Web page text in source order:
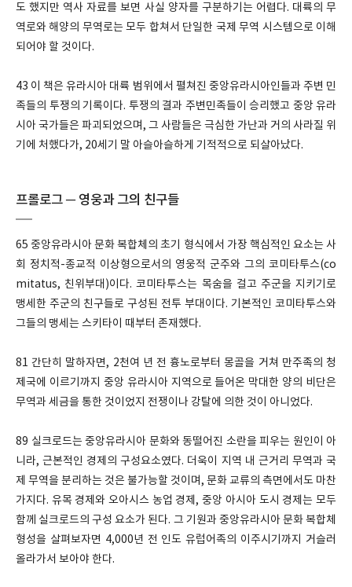
도 했지만 역사 자료를 보면 사실 양자를 구분하기는 어렵다. 대륙의 무
역로와 해양의 무역로는 모두 합쳐서 단일한 국제 무역 시스템으로 이해
되어야 할 것이다.
43 이 책은 유라시아 대륙 범위에서 펼쳐진 중앙유라시아인들과 주변 민
족들의 투쟁의 기록이다. 투쟁의 결과 주변민족들이 승리했고 중앙 유라
시아 국가들은 파괴되었으며, 그 사람들은 극심한 가난과 거의 사라질 위
기에 처했다가, 20세기 말 아슬아슬하게 기적적으로 되살아났다.
프롤로그 ─ 영웅과 그의 친구들
65 중앙유라시아 문화 복합체의 초기 형식에서 가장 핵심적인 요소는 사
회 정치적-종교적 이상형으로서의 영웅적 군주와 그의 코미타투스(co
mitatus, 친위부대)이다. 코미타투스는 목숨을 걸고 주군을 지키기로
맹세한 주군의 친구들로 구성된 전투 부대이다. 기본적인 코미타투스와
그들의 맹세는 스키타이 때부터 존재했다.
81 간단히 말하자면, 2천여 년 전 흉노로부터 몽골을 거쳐 만주족의 청
제국에 이르기까지 중앙 유라시아 지역으로 들어온 막대한 양의 비단은
무역과 세금을 통한 것이었지 전쟁이나 강탈에 의한 것이 아니었다.
89 실크로드는 중앙유라시아 문화와 동떨어진 소란을 피우는 원인이 아
니라, 근본적인 경제의 구성요소였다. 더욱이 지역 내 근거리 무역과 국
제 무역을 분리하는 것은 불가능할 것이며, 문화 교류의 측면에서도 마찬
가지다. 유목 경제와 오아시스 농업 경제, 중앙 아시아 도시 경제는 모두
함께 실크로드의 구성 요소가 된다. 그 기원과 중앙유라시아 문화 복합체
형성을 살펴보자면 4,000년 전 인도 유럽어족의 이주시기까지 거슬러
올라가서 보아야 한다.